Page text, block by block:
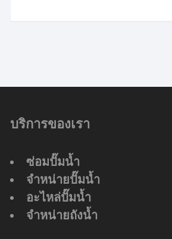
บริการของเรา
ซ่อมปั๊มน้ำ
จำหน่ายปั๊มน้ำ
อะไหล่ปั๊มน้ำ
จำหน่ายถังน้ำ